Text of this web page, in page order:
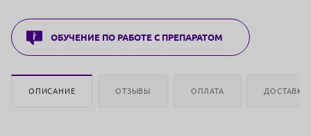
ОБУЧЕНИЕ ПО РАБОТЕ С ПРЕПАРАТОМ
ОПИСАНИЕ ОТЗЫВЫ ОПЛАТА ДОСТАВКА